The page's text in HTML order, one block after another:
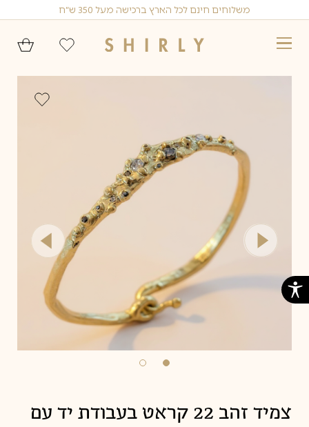
to
content
משלוחים חינם לכל הארץ ברכישה מעל 350 ש״ח
צמיד זהב 22 קראט בעבודת יד עם